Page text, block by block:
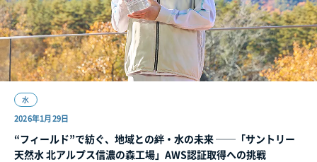
水
2026年1月29日
“フィールド”で紡ぐ、地域との絆・水の未来 ──「サントリー
天然水 北アルプス信濃の森工場」AWS認証取得への挑戦